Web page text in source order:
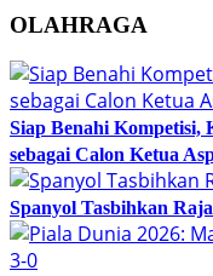
OLAHRAGA
Siap Benahi
sebagai Calon Ketua
Spanyol Tasbihkan